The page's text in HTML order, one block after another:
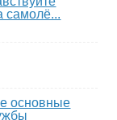
самолё...
основные